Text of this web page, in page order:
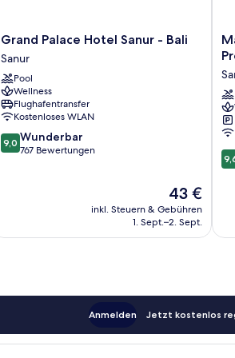
Grand
Palace
Hotel
Sanur
-
Bali
Sanur
Grand Palace Hotel Sanur - Bali
Sanur
Pool
Wellness
Flughafentransfer
Kostenloses WLAN
9.0
von
9,0 Wunderbar
767 Bewertungen
Der
Preis
beträgt
43 €
inkl. Steuern & Gebühren
1. Sept.–2. Sept.
Bali
-
by
9.6
Anmelden Jetzt kostenlos